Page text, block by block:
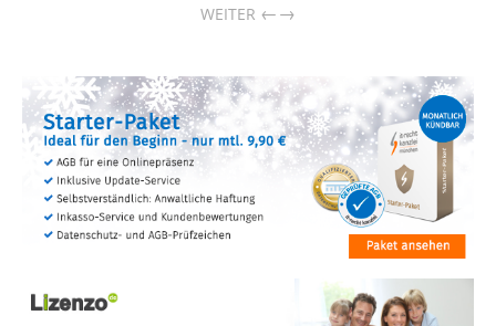
WEITER →